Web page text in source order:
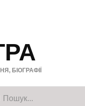
БІОГРАФІЇ